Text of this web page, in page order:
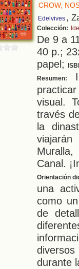
CROW,
Edelvives ,
Colección:
De 9 a
40 p.;
papel;
Resumen:
visual.
través
la
Canal.
Orientación
una
como
de
durante